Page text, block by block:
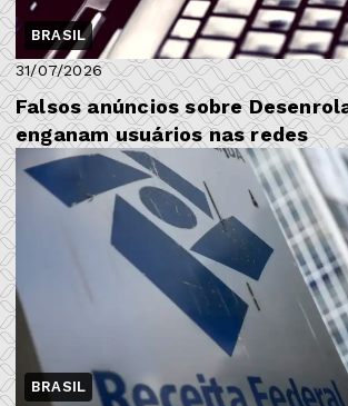
BRASIL
31/07/2026
Falsos anúncios sobre
enganam usuários nas redes
BRASIL